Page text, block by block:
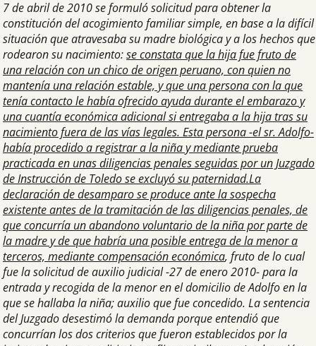
7 de abril de 2010 se formuló solicitud para obtener la
constitución del acogimiento familiar simple, en base a la difícil
situación que atravesaba su madre biológica y a los hechos que
rodearon su nacimiento:se constata que la hija fue fruto de
una relación con un chico de origen peruano, con quien no
mantenía una relación estable, y que una persona con la que
tenía contacto le había ofrecido ayuda durante el embarazo y
una cuantía económica adicional si entregaba a la hija tras su
nacimiento fuera de las vías legales. Esta persona -el sr. Adolfo-
había procedido a registrar a la niña y mediante prueba
practicada en unas diligencias penales seguidas por un Juzgado
de Instrucción de Toledo se excluyó su paternidad.La
declaración de desamparo se produce ante la sospecha
existente antes de la tramitación de las diligencias penales, de
que concurría un abandono voluntario de la niña por parte de
la madre y de que habría una posible entrega de la menor a
terceros, mediante compensación económica, fruto de lo cual
fue la solicitud de auxilio judicial -27 de enero 2010- para la
entrada y recogida de la menor en el domicilio de Adolfo en la
que se hallaba la niña; auxilio que fue concedido. La sentencia
del Juzgado desestimó la demanda porque entendió que
concurrían los dos criterios que fueron establecidos por la